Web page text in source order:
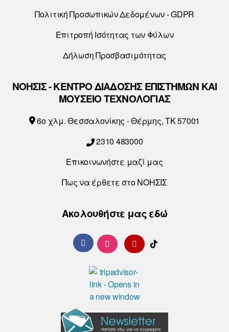
Πολιτική Προσωπικών Δεδομένων - GDPR
Επιτροπή Ισότητας των Φύλων
Δήλωση Προσβασιμότητας
ΝΟΗΣΙΣ - ΚΕΝΤΡΟ ΔΙΑΔΟΣΗΣ ΕΠΙΣΤΗΜΩΝ ΚΑΙ
ΜΟΥΣΕΙΟ ΤΕΧΝΟΛΟΓΙΑΣ
6o χλμ. Θεσσαλονίκης - Θέρμης, ΤΚ 57001
2310 483000
Επικοινωνήστε μαζί μας
Πως να έρθετε στο ΝΟΗΣΙΣ
Ακολουθήστε μας εδώ